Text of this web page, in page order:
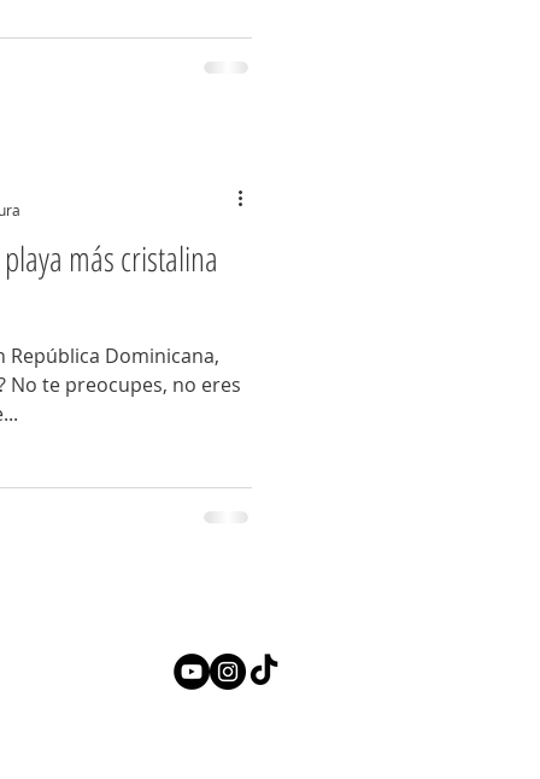
más cristalina
República Dominicana,
No te preocupes, no eres